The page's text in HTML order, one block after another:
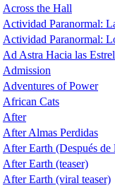
Across the Hall
Actividad Paranormal:
Actividad Paranormal:
Ad Astra Hacia las
Admission
Adventures of Power
African Cats
After
After Almas Perdidas
After Earth (Después de
After Earth (teaser)
After Earth (viral teaser)